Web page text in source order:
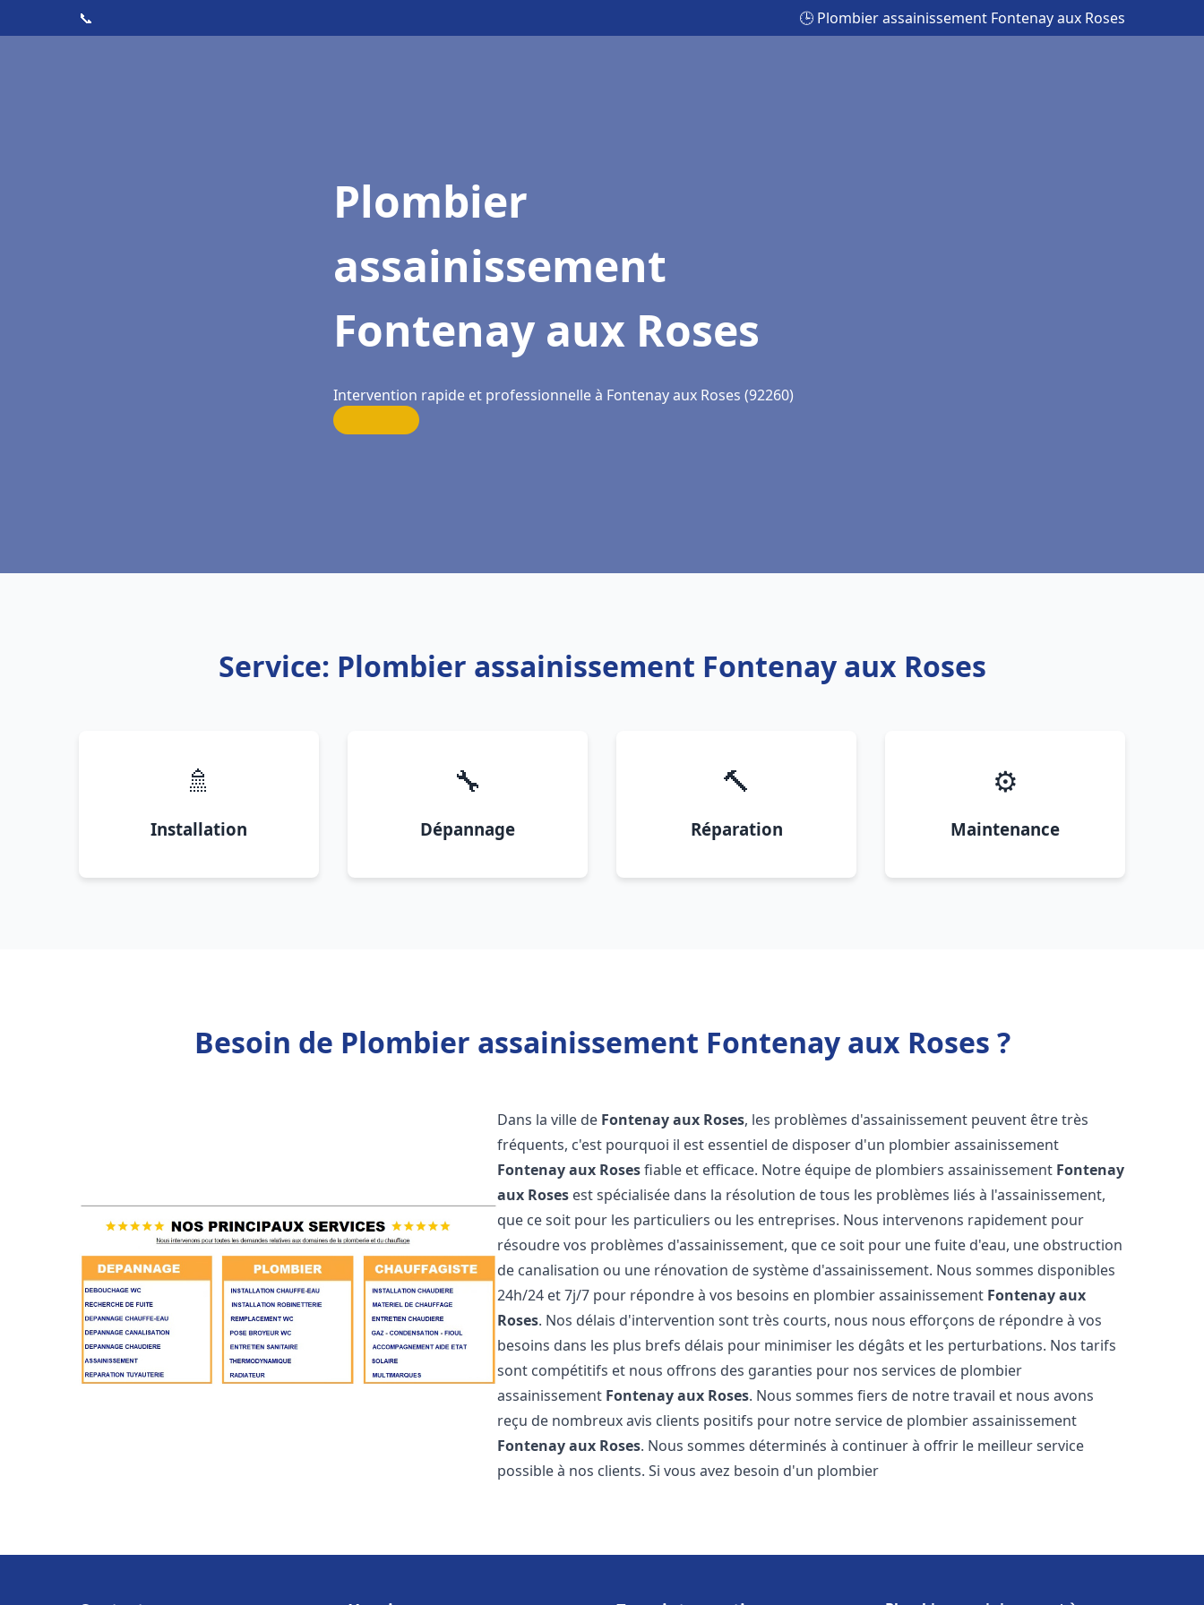
📞 🕒 Plombier assainissement Fontenay aux Roses
Plombier
assainissement
Fontenay aux Roses
Intervention rapide et professionnelle à Fontenay aux Roses (92260)
Service: Plombier assainissement Fontenay aux Roses
🚿
Installation
🔧
Dépannage
🔨
Réparation
⚙️
Maintenance
Besoin de Plombier assainissement Fontenay aux Roses ?
Dans la ville de Fontenay aux Roses, les problèmes d'assainissement peuvent être très
fréquents, c'est pourquoi il est essentiel de disposer d'un plombier assainissement
Fontenay aux Rosesfiable et efficace. Notre équipe de plombiers assainissement Fontenay
aux Roses est spécialisée dans la résolution de tous les problèmes liés à l'assainissement,
que ce soit pour les particuliers ou les entreprises. Nous intervenons rapidement pour
résoudre vos problèmes d'assainissement, que ce soit pour une fuite d'eau, une obstruction
de canalisation ou une rénovation de système d'assainissement. Nous sommes disponibles
24h/24 et 7j/7 pour répondre à vos besoins en plombier assainissement Fontenay aux
Roses. Nos délais d'intervention sont très courts, nous nous efforçons de répondre à vos
besoins dans les plus brefs délais pour minimiser les dégâts et les perturbations. Nos tarifs
sont compétitifs et nous offrons des garanties pour nos services de plombier
assainissement Fontenay aux Roses. Nous sommes fiers de notre travail et nous avons
reçu de nombreux avis clients positifs pour notre service de plombier assainissement
Fontenay aux Roses. Nous sommes déterminés à continuer à offrir le meilleur service
possible à nos clients. Si vous avez besoin d'un plombier